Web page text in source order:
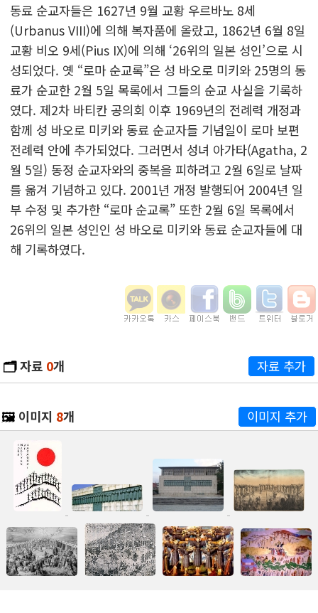
동료 순교자들은 1627년 9월 교황 우르바노 8세
(Urbanus VIII)에 의해 복자품에 올랐고, 1862년 6월 8일
교황 비오 9세(Pius IX)에 의해 ‘26위의 일본 성인’으로 시
성되었다. 옛 “로마 순교록”은 성 바오로 미키와 25명의 동
료가 순교한 2월 5일 목록에서 그들의 순교 사실을 기록하
였다. 제2차 바티칸 공의회 이후 1969년의 전례력 개정과
함께 성 바오로 미키와 동료 순교자들 기념일이 로마 보편
전례력 안에 추가되었다. 그러면서 성녀 아가타(Agatha, 2
월 5일) 동정 순교자와의 중복을 피하려고 2월 6일로 날짜
를 옮겨 기념하고 있다. 2001년 개정 발행되어 2004년 일
부 수정 및 추가한 “로마 순교록” 또한 2월 6일 목록에서
26위의 일본 성인인 성 바오로 미키와 동료 순교자들에 대
해 기록하였다.
🗂️자료 0개 자료 추가
🖼️ 이미지 8개 이미지 추가